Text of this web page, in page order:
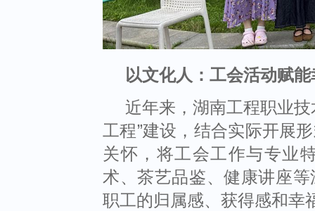
以文化人：工会活动赋
近年来，湖南工程职业
工程”建设，结合实际开展
关怀，将工会工作与专业
术、茶艺品鉴、健康讲座
职工的归属感、获得感和幸